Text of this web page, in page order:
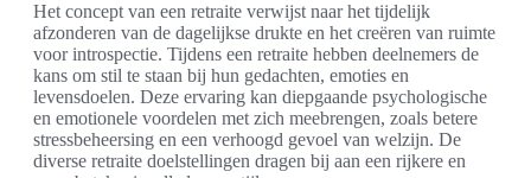
Het concept van een retraite verwijst naar het tijdelijk
afzonderen van de dagelijkse drukte en het creëren van ruimte
voor introspectie. Tijdens een retraite hebben deelnemers de
kans om stil te staan bij hun gedachten, emoties en
levensdoelen. Deze ervaring kan diepgaande psychologische
en emotionele voordelen met zich meebrengen, zoals betere
stressbeheersing en een verhoogd gevoel van welzijn. De
diverse retraite doelstellingen dragen bij aan een rijkere en